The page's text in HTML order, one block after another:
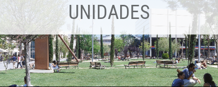
UNIDADES